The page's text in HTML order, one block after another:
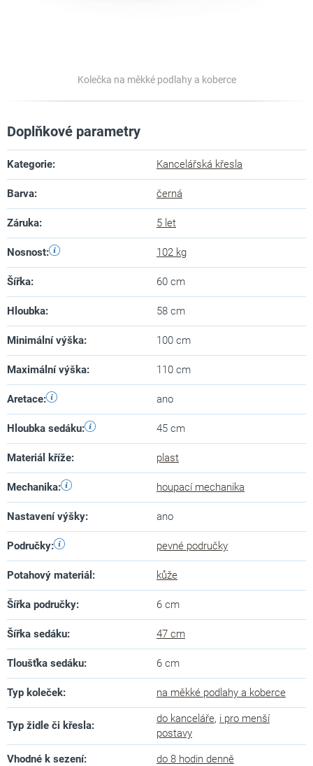
Kolečka na měkké podlahy a koberce
Doplňkové parametry
Kategorie: Kancelářská křesla
Barva: černá
Záruka: 5 let
Nosnost: 102 kg
Šířka: 60 cm
Hloubka: 58 cm
Minimální výška: 100 cm
Maximální výška: 110 cm
Aretace: ano
Hloubka sedáku: 45 cm
Materiál kříže: plast
Mechanika: houpací mechanika
Nastavení výšky: ano
Područky: pevné područky
Potahový materiál : kůže
Šířka područky: 6 cm
Šířka sedáku: 47 cm
Tloušťka sedáku: 6 cm
Typ koleček: na měkké podlahy a koberce
Typ židle či křesla:
do kanceláře, i pro menší
postavy
Vhodné k sezení: do 8 hodin denně